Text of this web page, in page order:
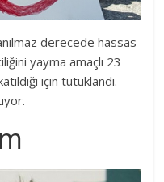
derecede hassas
yayma amaçlı 23
için tutuklandı.